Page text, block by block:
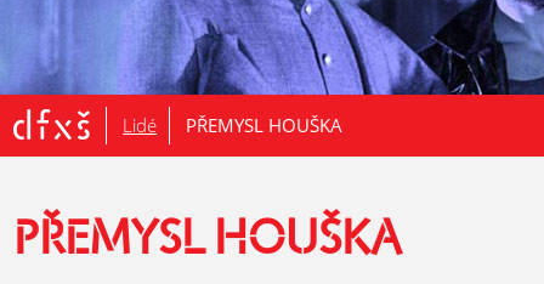
Lidé PŘEMYSL HOUŠKA
PŘEMYSL HOUŠKA